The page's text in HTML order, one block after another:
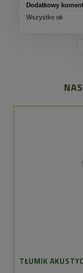
Dodatkowy
Wszystko ok
TŁUMIK